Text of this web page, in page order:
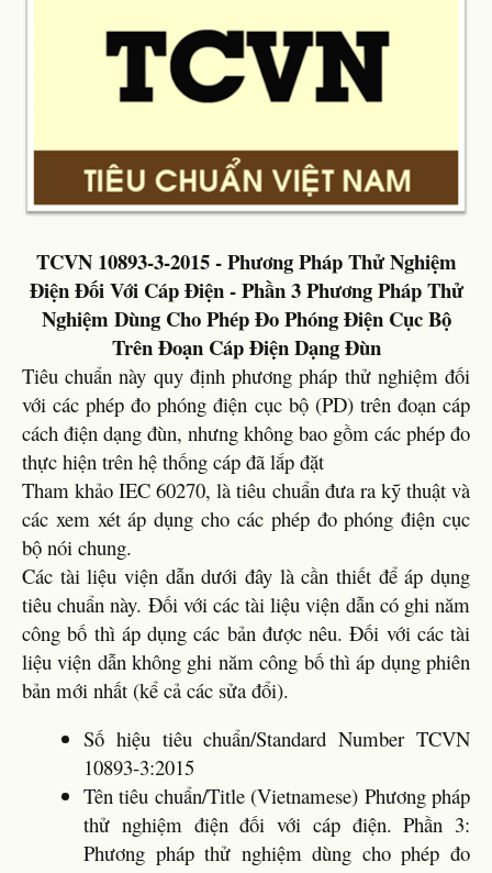
TCVN 10893-3-2015 - Phương Pháp Thử Nghiệm
Điện Đối Với Cáp Điện - Phần 3 Phương Pháp Thử
Nghiệm Dùng Cho Phép Đo Phóng Điện Cục Bộ
Trên Đoạn Cáp Điện Dạng Đùn
Tiêu chuẩn này quy định phương pháp thử nghiệm đối
với các phép đo phóng điện cục bộ (PD) trên đoạn cáp
cách điện dạng đùn, nhưng không bao gồm các phép đo
thực hiện trên hệ thống cáp đã lắp đặt
Tham khảo IEC 60270, là tiêu chuẩn đưa ra kỹ thuật và
các xem xét áp dụng cho các phép đo phóng điện cục
bộ nói chung.
Các tài liệu viện dẫn dưới đây là cần thiết để áp dụng
tiêu chuẩn này. Đối với các tài liệu viện dẫn có ghi năm
công bố thì áp dụng các bản được nêu. Đối với các tài
liệu viện dẫn không ghi năm công bố thì áp dụng phiên
bản mới nhất (kể cả các sửa đổi).
Số hiệu tiêu chuẩn/Standard Number TCVN
10893-3:2015
Tên tiêu chuẩn/Title (Vietnamese) Phương pháp
thử nghiệm điện đối với cáp điện. Phần 3:
Phương pháp thử nghiệm dùng cho phép đo